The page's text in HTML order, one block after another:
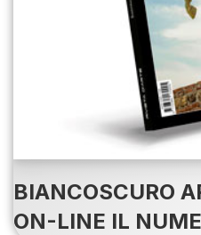
BIANCOSCURO
ON-LINE IL